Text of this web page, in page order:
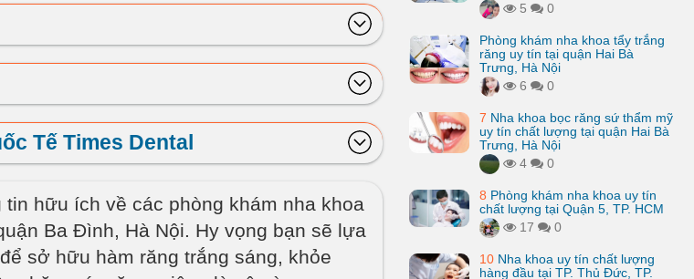
Tế Times Dental
hữu ích về các phòng khám nha khoa
Ba Đình, Hà Nội. Hy vọng bạn sẽ lựa
sở hữu hàm răng trắng sáng, khỏe
5
0
Phòng khám nha khoa tẩy trắng
răng uy tín tại quận Hai Bà
Trưng, Hà Nội
6
0
7 Nha khoa bọc răng sứ thẩm mỹ
uy tín chất lượng tại quận Hai Bà
Trưng, Hà Nội
4
0
8 Phòng khám nha khoa uy tín
chất lượng tại Quận 5, TP. HCM
17
0
10 Nha khoa uy tín chất lượng
hàng đầu tại TP. Thủ Đức, TP.